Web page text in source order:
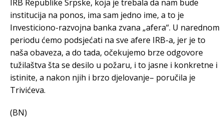
IRB Republike Srpske, koja je trebala da nam bude
institucija na ponos, ima sam jedno ime, a to je
Investiciono-razvojna banka zvana „afera“. U narednom
periodu ćemo podsjećati na sve afere IRB-a, jer je to
naša obaveza, a do tada, očekujemo brze odgovore
tužilaštva šta se desilo u požaru, i to jasne i konkretne i
istinite, a nakon njih i brzo djelovanje– poručila je
Trivićeva.
(BN)